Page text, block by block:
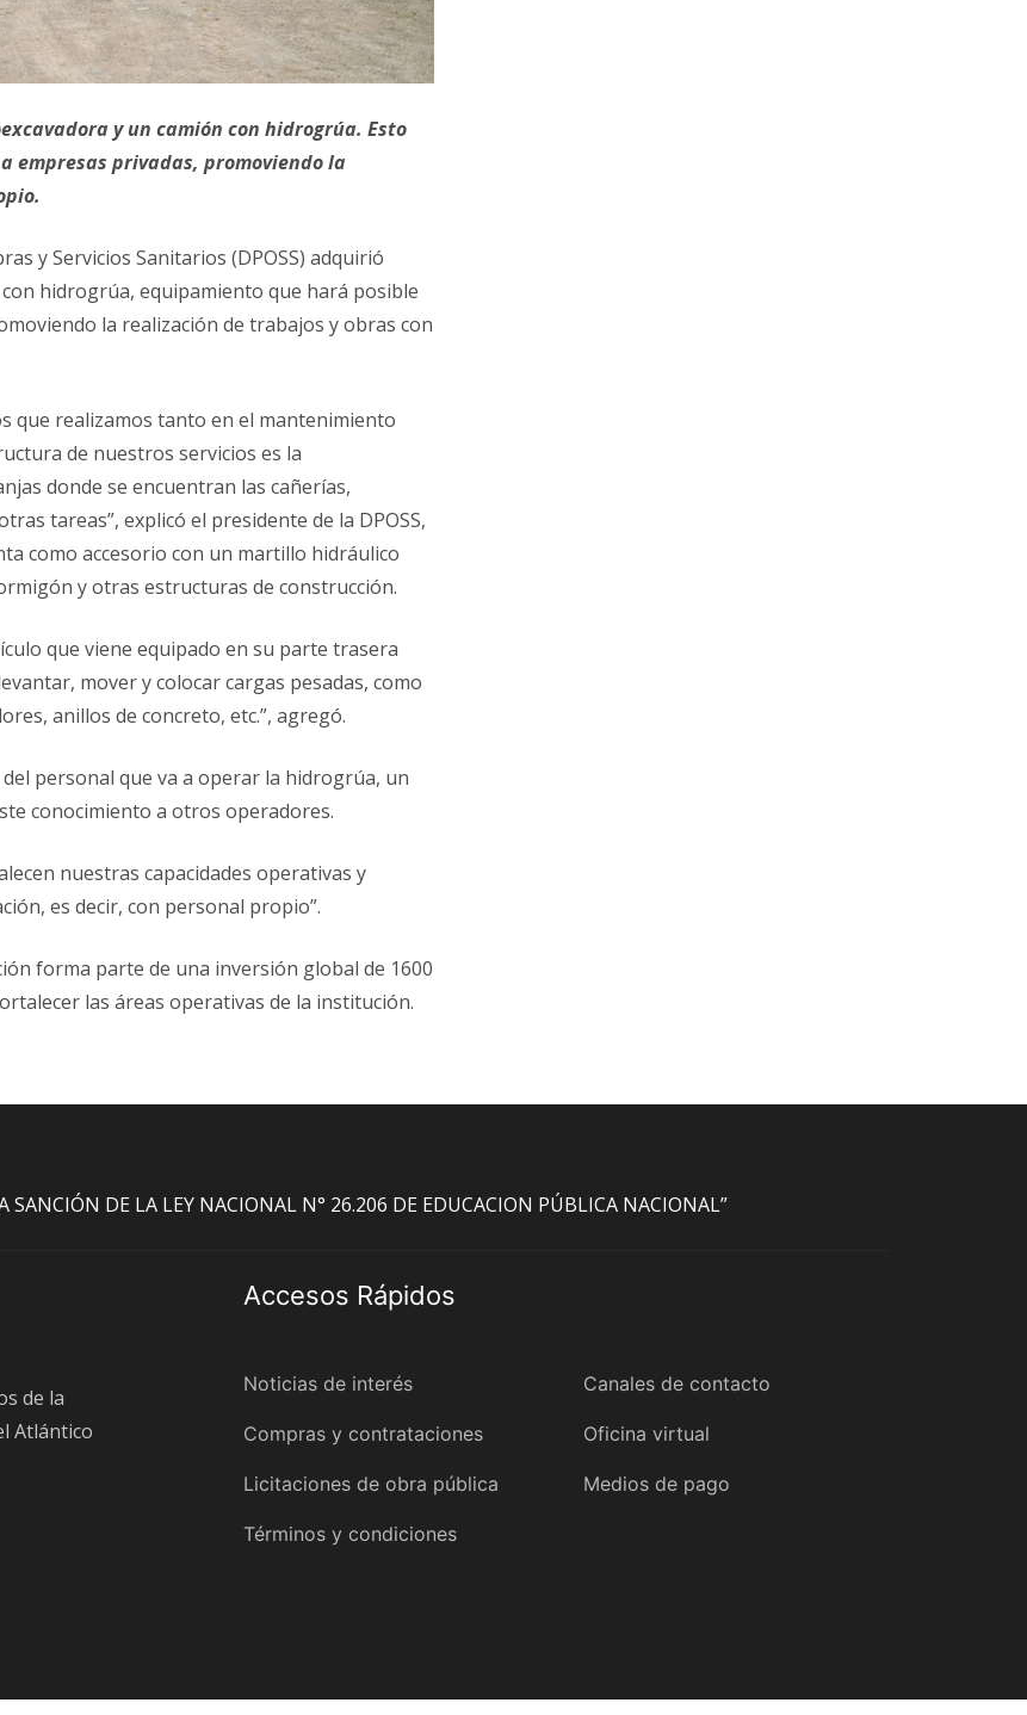
y un camión con hidrogrúa. Esto
empresas privadas, promoviendo la
y Servicios Sanitarios (DPOSS) adquirió
hidrogrúa, equipamiento que hará posible
la realización de trabajos y obras con
que realizamos tanto en el mantenimiento
de nuestros servicios es la
donde se encuentran las cañerías,
tareas”, explicó el presidente de la DPOSS,
como accesorio con un martillo hidráulico
y otras estructuras de construcción.
que viene equipado en su parte trasera
mover y colocar cargas pesadas, como
anillos de concreto, etc.”, agregó.
personal que va a operar la hidrogrúa, un
conocimiento a otros operadores.
nuestras capacidades operativas y
es decir, con personal propio”.
forma parte de una inversión global de 1600
las áreas operativas de la institución.
SANCIÓN DE LA LEY NACIONAL N° 26.206 DE EDUCACION PÚBLICA NACIONAL”
de la
Atlántico
Accesos Rápidos
Noticias de interés Canales de contacto
Compras y contrataciones Oficina virtual
Licitaciones de obra pública Medios de pago
Términos y condiciones